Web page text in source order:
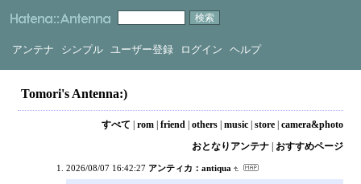
アンテナ シンプル ユーザー登録 ログイン ヘルプ
Tomori's Antenna:)
すべて rom| friend| others| music| store| camera&photo
おとなりアンテナ| おすすめページ
2026/08/07 16:42:27 アンティカ：antiqua